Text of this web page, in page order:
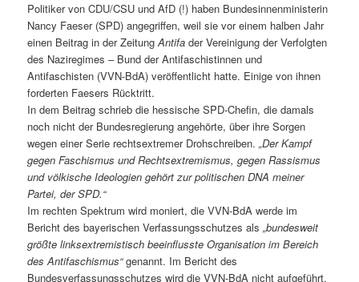
Politiker von CDU/CSU und AfD (!) haben Bundesinnenministerin
Nancy Faeser (SPD) angegriffen, weil sie vor einem halben Jahr
einen Beitrag in der ZeitungAntifa der Vereinigung der Verfolgten
des Naziregimes – Bund der Antifaschistinnen und
Antifaschisten (VVN-BdA) veröffentlicht hatte. Einige von ihnen
forderten Faesers Rücktritt.
In dem Beitrag schrieb die hessische SPD-Chefin, die damals
noch nicht der Bundesregierung angehörte, über ihre Sorgen
wegen einer Serie rechtsextremer Drohschreiben.„Der Kampf
gegen Faschismus und Rechtsextremismus, gegen Rassismus
und völkische Ideologien gehört zur politischen DNA meiner
Partei, der SPD.“
Im rechten Spektrum wird moniert, die VVN-BdA werde im
Bericht des bayerischen Verfassungsschutzes als„bundesweit
größte linksextremistisch beeinflusste Organisation im Bereich
des Antifaschismus“genannt. Im Bericht des
Bundesverfassungsschutzes wird die VVN-BdA nicht aufgeführt.